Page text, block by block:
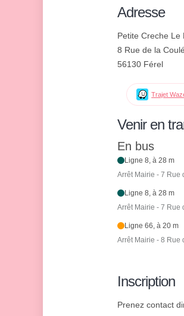
Adresse
Petite Creche Le
8 Rue de la
56130 Férel
Trajet
Venir en
En bus
Ligne 8, à 28 m
Arrêt Mairie - 7 Rue
Ligne 8, à 28 m
Arrêt Mairie - 7 Rue
Ligne 66, à 20 m
Arrêt Mairie - 8 Rue
Inscription
Prenez contact